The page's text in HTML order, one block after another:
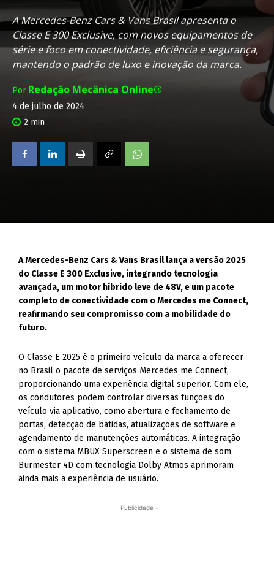
A Mercedes-Benz Cars & Vans Brasil apresenta o
Classe E 300 Exclusive, com novos equipamentos de
série e foco em conectividade, eficiência e segurança,
mantendo o padrão de luxo e inovação da marca.
Por Redação Mecânica Online®
4 de julho de 2024
2 min
A Mercedes-Benz Cars & Vans Brasil lança a versão 2025
do Classe E 300 Exclusive, integrando tecnologia
avançada, um motor híbrido leve de 48V, e um pacote
completo de conectividade com o Mercedes me Connect,
reafirmando seu compromisso com a mobilidade do
futuro.
O Classe E 2025 é o primeiro veículo da marca a oferecer
no Brasil o pacote de serviços Mercedes me Connect,
proporcionando uma experiência digital superior. Com ele,
os condutores podem controlar diversas funções do
veículo via aplicativo, como abertura e fechamento de
portas, detecção de batidas, atualizações de software e
agendamento de manutenções automáticas. A integração
com o sistema MBUX Superscreen e o sistema de som
Burmester 4D com tecnologia Dolby Atmos aprimoram
ainda mais a experiência de usuário.
- Publicidade -